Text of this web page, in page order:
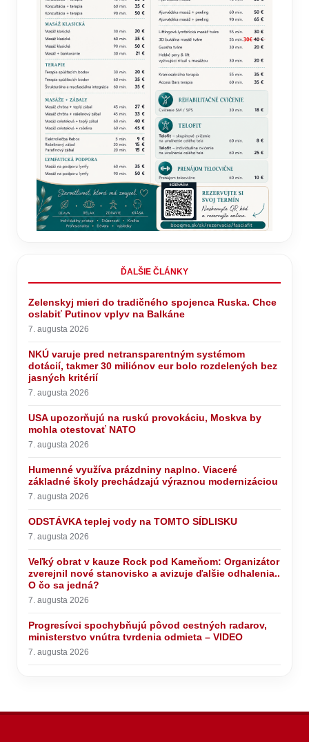
ĎALŠIE ČLÁNKY
Zelenskyj mieri do tradičného spojenca Ruska. Chce
oslabiť Putinov vplyv na Balkáne
7. augusta 2026
NKÚ varuje pred netransparentným systémom
dotácií, takmer 30 miliónov eur bolo rozdelených bez
jasných kritérií
7. augusta 2026
USA upozorňujú na ruskú provokáciu, Moskva by
mohla otestovať NATO
7. augusta 2026
Humenné využíva prázdniny naplno. Viaceré
základné školy prechádzajú výraznou modernizáciou
7. augusta 2026
ODSTÁVKA teplej vody na TOMTO SÍDLISKU
7. augusta 2026
Veľký obrat v kauze Rock pod Kameňom: Organizátor
zverejnil nové stanovisko a avizuje ďalšie odhalenia..
O čo sa jedná?
7. augusta 2026
Progresívci spochybňujú pôvod cestných radarov,
ministerstvo vnútra tvrdenia odmieta – VIDEO
7. augusta 2026